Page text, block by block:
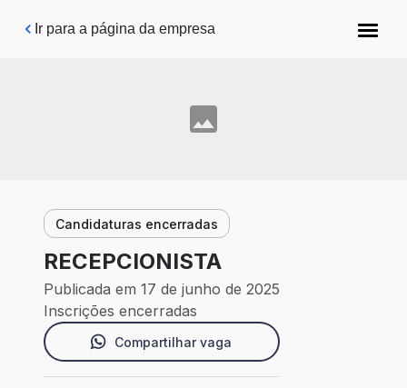
Pular para o conteúdo principal
Ir para a página da empresa
Candidaturas encerradas
RECEPCIONISTA
Publicada em 17 de junho de 2025
Inscrições encerradas
Compartilhar vaga